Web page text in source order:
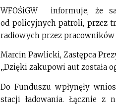
WFOŚiGW informuje, że
od policyjnych patroli, przez
radiowych przez pracowników
Marcin Pawlicki, Zastępca
„Dzięki zakupowi aut została
Do Funduszu wpłynęły
stacji ładowania. Łącznie z